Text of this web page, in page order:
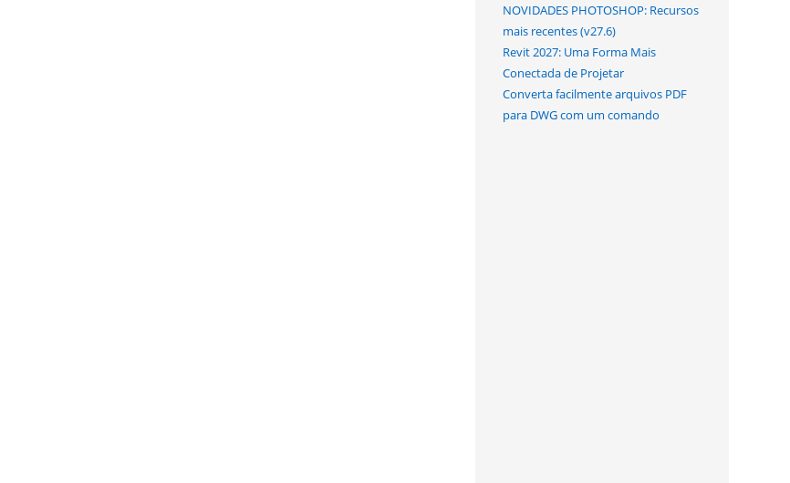
NOVIDADES PHOTOSHOP: Recursos
mais recentes (v27.6)
Revit 2027: Uma Forma Mais
Conectada de Projetar
Converta facilmente arquivos PDF
para DWG com um comando